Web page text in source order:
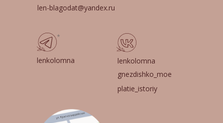
len-blagodat@yandex.ru
lenkolomna
gnezdishko_moe
platie_istoriy
lenkolomna
*